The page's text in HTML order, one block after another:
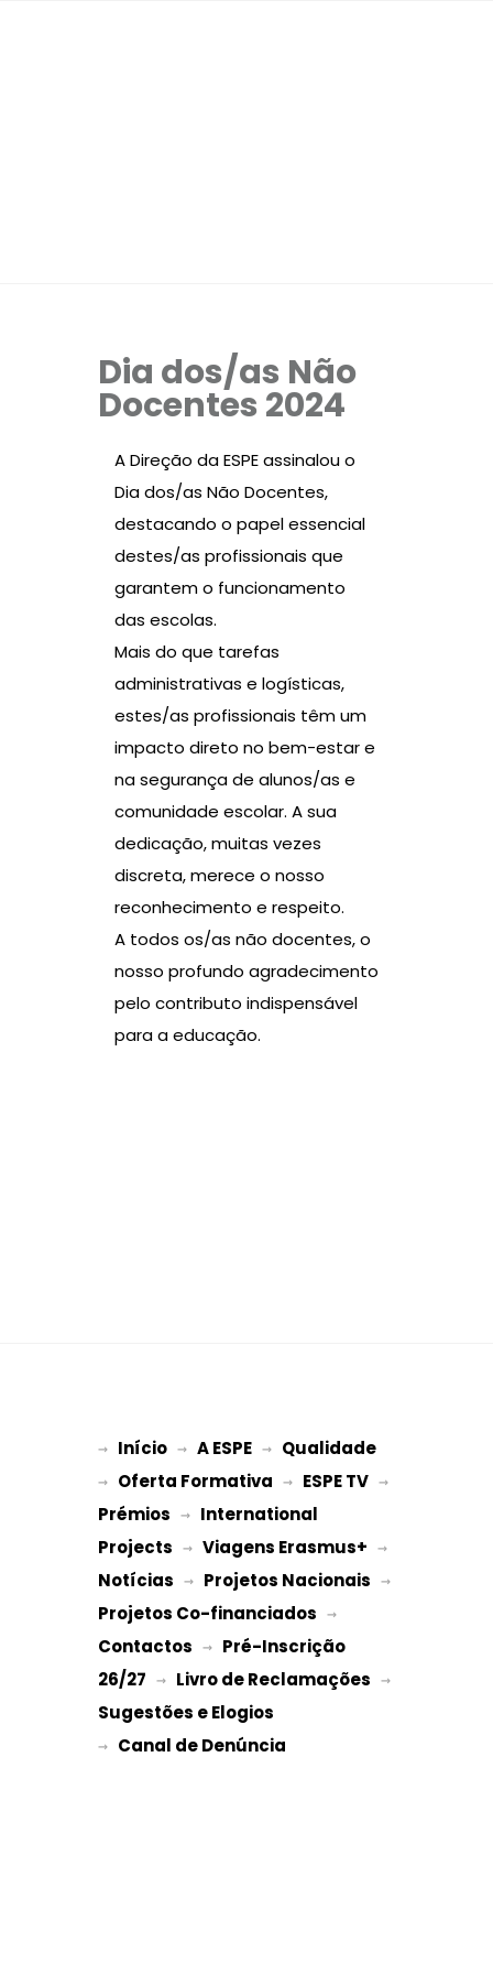
Dia dos/as Não
Docentes 2024
A Direção da ESPE assinalou o
Dia dos/as Não Docentes,
destacando o papel essencial
destes/as profissionais que
garantem o funcionamento
das escolas.
Mais do que tarefas
administrativas e logísticas,
estes/as profissionais têm um
impacto direto no bem-estar e
na segurança de alunos/as e
comunidade escolar. A sua
dedicação, muitas vezes
discreta, merece o nosso
reconhecimento e respeito.
A todos os/as não docentes, o
nosso profundo agradecimento
pelo contributo indispensável
para a educação.
→ Início → A ESPE → Qualidade
→ Oferta Formativa → ESPE TV
Prémios → International
Projects → Viagens Erasmus+
Notícias → Projetos Nacionais
Projetos Co-financiados
Contactos → Pré-Inscrição
26/27 → Livro de Reclamações
Sugestões e Elogios
→